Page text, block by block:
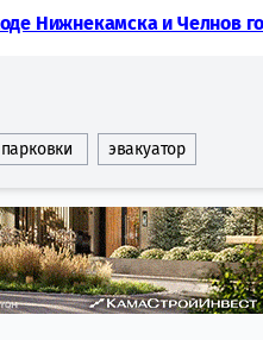
Нижнекамска и Челнов
парковки эвакуатор